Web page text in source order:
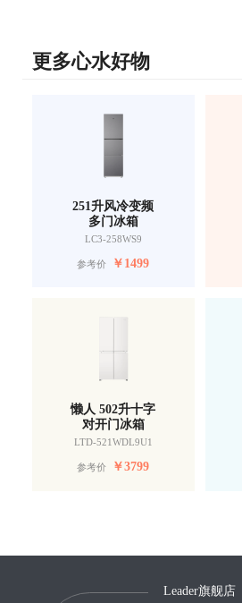
更多心水好物
251升风冷变频
多门冰箱
LC3-258WS9
参考价 ￥1499
懒人 502升十字
对开门冰箱
LTD-521WDL9U1
参考价 ￥3799
Leader旗舰店